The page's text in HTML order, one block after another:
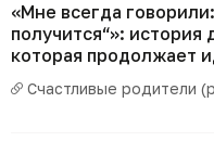
«Мне всегда
получится“»:
которая продолжает
Счастливые родители